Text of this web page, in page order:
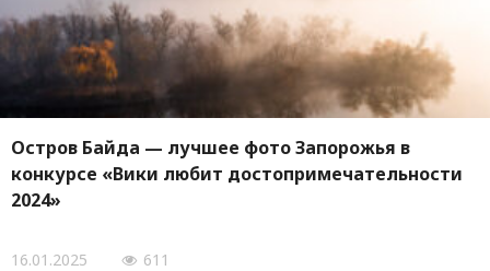
Остров Байда — лучшее фото Запорожья в
конкурсе «Вики любит достопримечательности
2024»
16.01.2025 611